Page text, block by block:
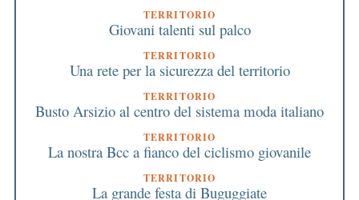
TERRITORIO
Giovani talenti sul palco
TERRITORIO
Una rete per la sicurezza del territorio
TERRITORIO
Busto Arsizio al centro del sistema moda italiano
TERRITORIO
La nostra Bcc a fianco del ciclismo giovanile
TERRITORIO
La grande festa di Buguggiate